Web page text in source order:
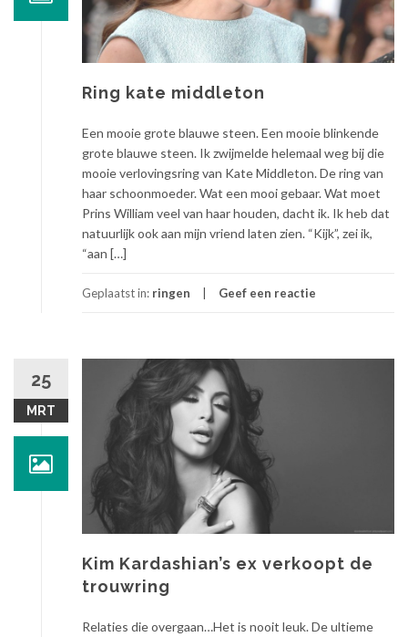
Ring kate middleton
Een mooie grote blauwe steen. Een mooie blinkende
grote blauwe steen. Ik zwijmelde helemaal weg bij die
mooie verlovingsring van Kate Middleton. De ring van
haar schoonmoeder. Wat een mooi gebaar. Wat moet
Prins William veel van haar houden, dacht ik. Ik heb dat
natuurlijk ook aan mijn vriend laten zien. “Kijk”, zei ik,
“aan […]
Geplaatst in: ringen Geef een reactie
25
MRT
Kim Kardashian’s ex verkoopt de
trouwring
Relaties die overgaan…Het is nooit leuk. De ultieme